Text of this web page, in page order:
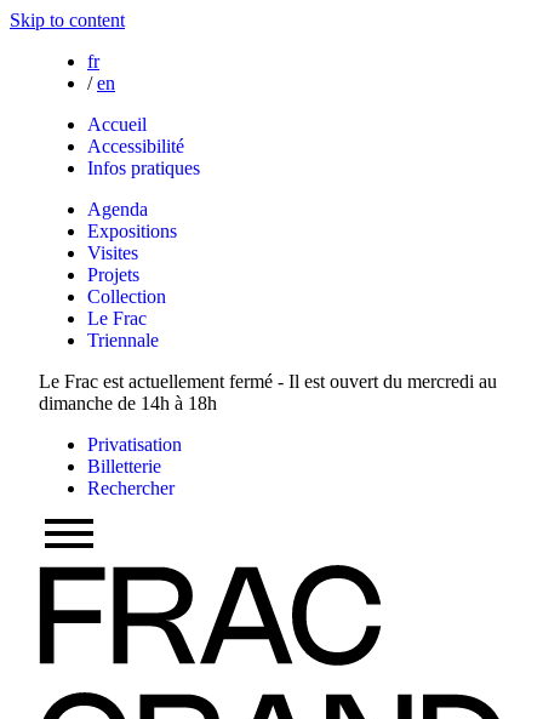
Skip to content
fr
/ en
Accueil
Accessibilité
Infos pratiques
Agenda
Expositions
Visites
Projets
Collection
Le Frac
Triennale
Le Frac est actuellement fermé - Il est ouvert du mercredi au
dimanche de 14h à 18h
Privatisation
Billetterie
Rechercher